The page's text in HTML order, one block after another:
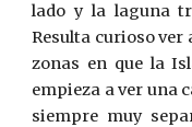
lado y la laguna
Resulta curioso ver
zonas en que la
empieza a ver una
siempre muy